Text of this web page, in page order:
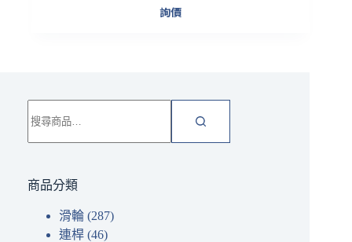
詢價
尋
關
商品分類
滑輪 (287)
連桿 (46)